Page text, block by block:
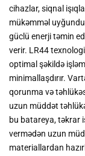
cihazlar, siqnal
mükəmməl
güclü enerji təmin
verir. LR44
optimal şəkildə
minimallaşdırır.
qorunma və
uzun müddət
bu batareya, təkrar
vermədən uzun
materiallardan